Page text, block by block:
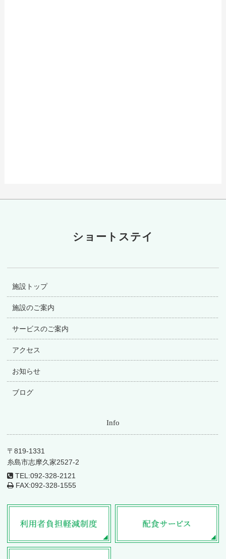
ショートステイ
施設トップ
施設のご案内
サービスのご案内
アクセス
お知らせ
ブログ
Info
〒819-1331
糸島市志摩久家2527-2
TEL:092-328-2121
FAX:092-328-1555